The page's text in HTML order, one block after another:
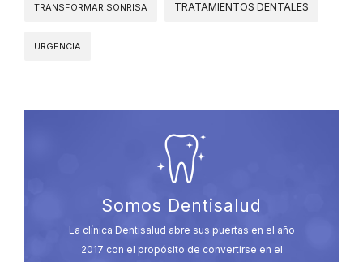
TRANSFORMAR SONRISA TRATAMIENTOS DENTALES
URGENCIA
Somos Dentisalud
La clínica Dentisalud abre sus puertas en el año
2017 con el propósito de convertirse en el